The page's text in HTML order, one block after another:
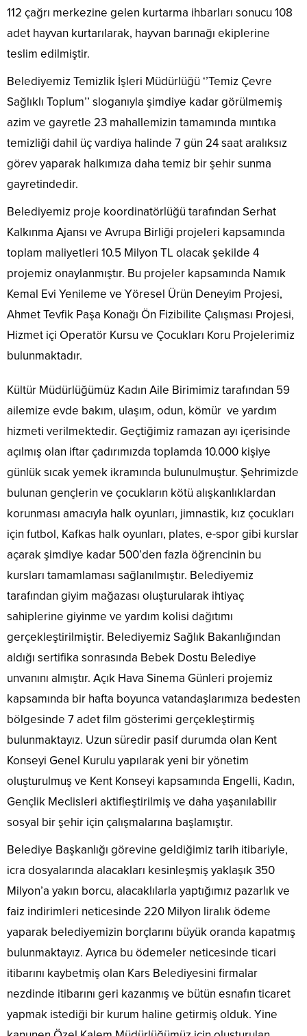
112 çağrı merkezine gelen kurtarma ihbarları sonucu 108
adet hayvan kurtarılarak, hayvan barınağı ekiplerine
teslim edilmiştir.
Belediyemiz Temizlik İşleri Müdürlüğü ‘’Temiz Çevre
Sağlıklı Toplum’’ sloganıyla şimdiye kadar görülmemiş
azim ve gayretle 23 mahallemizin tamamında mıntıka
temizliği dahil üç vardiya halinde 7 gün 24 saat aralıksız
görev yaparak halkımıza daha temiz bir şehir sunma
gayretindedir.
​Belediyemiz proje koordinatörlüğü tarafından Serhat
Kalkınma Ajansı ve Avrupa Birliği projeleri kapsamında
toplam maliyetleri 10.5 Milyon TL olacak şekilde 4
projemiz onaylanmıştır. Bu projeler kapsamında Namık
Kemal Evi Yenileme ve Yöresel Ürün Deneyim Projesi,
Ahmet Tevfik Paşa Konağı Ön Fizibilite Çalışması Projesi,
Hizmet içi Operatör Kursu ve Çocukları Koru Projelerimiz
bulunmaktadır.
​Kültür Müdürlüğümüz Kadın Aile Birimimiz tarafından 59
ailemize evde bakım, ulaşım, odun, kömür ve yardım
hizmeti verilmektedir. Geçtiğimiz ramazan ayı içerisinde
açılmış olan iftar çadırımızda toplamda 10.000 kişiye
günlük sıcak yemek ikramında bulunulmuştur. Şehrimizde
bulunan gençlerin ve çocukların kötü alışkanlıklardan
korunması amacıyla halk oyunları, jimnastik, kız çocukları
için futbol, Kafkas halk oyunları, plates, e-spor gibi kurslar
açarak şimdiye kadar 500’den fazla öğrencinin bu
kursları tamamlaması sağlanılmıştır. Belediyemiz
tarafından giyim mağazası oluşturularak ihtiyaç
sahiplerine giyinme ve yardım kolisi dağıtımı
gerçekleştirilmiştir. Belediyemiz Sağlık Bakanlığından
aldığı sertifika sonrasında Bebek Dostu Belediye
unvanını almıştır. Açık Hava Sinema Günleri projemiz
kapsamında bir hafta boyunca vatandaşlarımıza bedesten
bölgesinde 7 adet film gösterimi gerçekleştirmiş
bulunmaktayız. Uzun süredir pasif durumda olan Kent
Konseyi Genel Kurulu yapılarak yeni bir yönetim
oluşturulmuş ve Kent Konseyi kapsamında Engelli, Kadın,
Gençlik Meclisleri aktifleştirilmiş ve daha yaşanılabilir
sosyal bir şehir için çalışmalarına başlamıştır.
Belediye Başkanlığı görevine geldiğimiz tarih itibariyle,
icra dosyalarında alacakları kesinleşmiş yaklaşık 350
Milyon’a yakın borcu, alacaklılarla yaptığımız pazarlık ve
faiz indirimleri neticesinde 220 Milyon liralık ödeme
yaparak belediyemizin borçlarını büyük oranda kapatmış
bulunmaktayız. Ayrıca bu ödemeler neticesinde ticari
itibarını kaybetmiş olan Kars Belediyesini firmalar
nezdinde itibarını geri kazanmış ve bütün esnafın ticaret
yapmak istediği bir kurum haline getirmiş olduk. Yine